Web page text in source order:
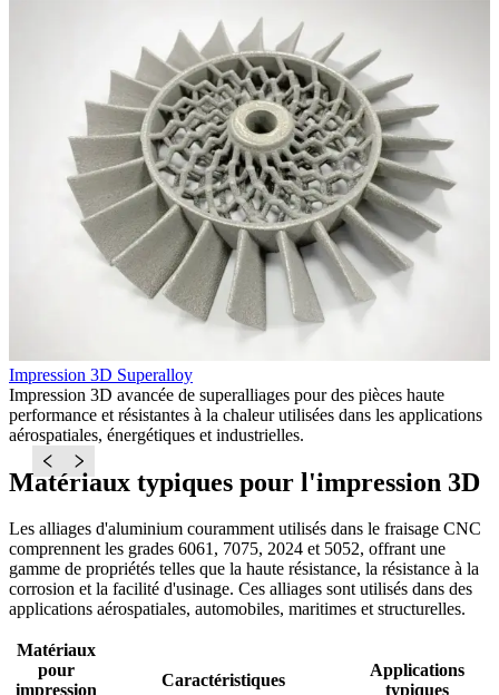
Impression 3D Superalloy
Impression 3D avancée de superalliages pour des pièces haute
performance et résistantes à la chaleur utilisées dans les applications
aérospatiales, énergétiques et industrielles.
Matériaux typiques pour l'impression 3D
Les alliages d'aluminium couramment utilisés dans le fraisage CNC
comprennent les grades 6061, 7075, 2024 et 5052, offrant une
gamme de propriétés telles que la haute résistance, la résistance à la
corrosion et la facilité d'usinage. Ces alliages sont utilisés dans des
applications aérospatiales, automobiles, maritimes et structurelles.
Matériaux
pour
impression
Caractéristiques
Applications
typiques